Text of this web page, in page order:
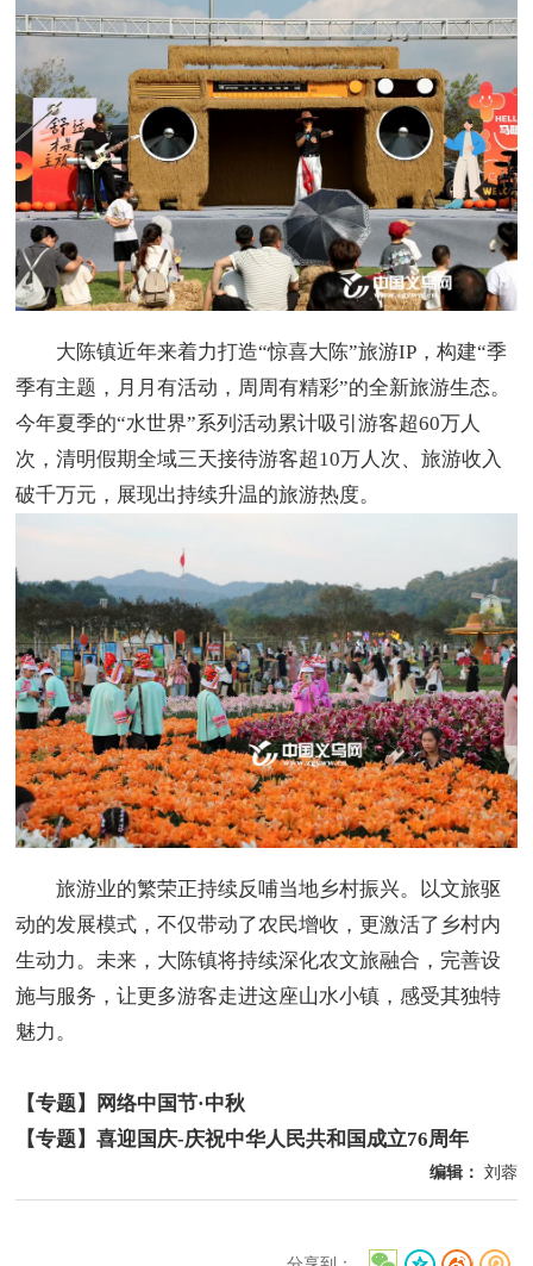
大陈镇近年来着力打造“惊喜大陈”旅游IP，构建“季
季有主题，月月有活动，周周有精彩”的全新旅游生态。
今年夏季的“水世界”系列活动累计吸引游客超60万人
次，清明假期全域三天接待游客超10万人次、旅游收入
破千万元，展现出持续升温的旅游热度。
旅游业的繁荣正持续反哺当地乡村振兴。以文旅驱
动的发展模式，不仅带动了农民增收，更激活了乡村内
生动力。未来，大陈镇将持续深化农文旅融合，完善设
施与服务，让更多游客走进这座山水小镇，感受其独特
魅力。
【专题】网络中国节·中秋
【专题】喜迎国庆-庆祝中华人民共和国成立76周年
编辑： 刘蓉